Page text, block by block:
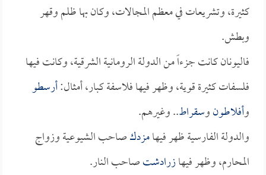
كثيرة، وتشريعات في معظم المجالات، وكان بها ظلم وقهر
وبطش.
فاليونان كانت جزءاً من الدولة الرومانية الشرقية، وكانت فيها
فلسفات كثيرة قوية، وظهر فيها فلاسفة كبار، أمثال:أرسطو
وأفلاطونوسقراط.. وغيرهم.
والدولة الفارسية ظهر فيهامزدكصاحب الشيوعية وزواج
المحارم، وظهر فيهازرادشتصاحب النار.